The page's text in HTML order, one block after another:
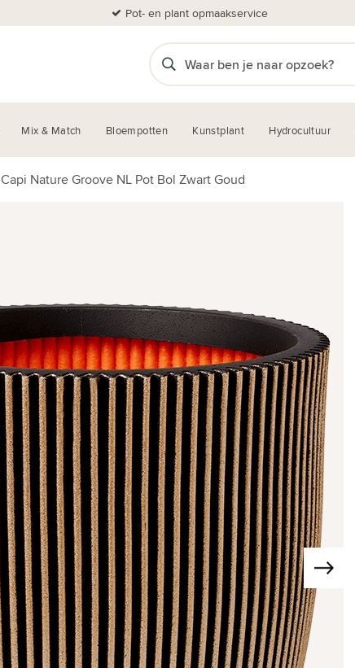
Pot- en plant opmaakservice
Mix & Match Bloempotten Kunstplant Hydrocultuur
Capi Nature Groove NL Pot Bol Zwart Goud